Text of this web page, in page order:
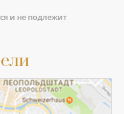
и не подлежит